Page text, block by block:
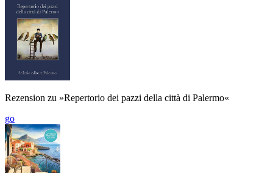
Rezension zu »Repertorio dei pazzi della città di Palermo«
go